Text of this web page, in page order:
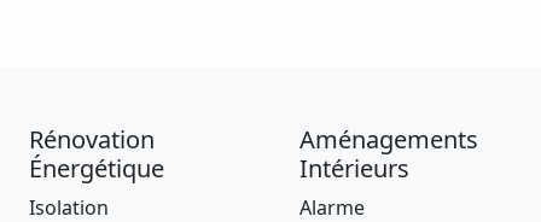
Rénovation
Énergétique
Isolation
Aménagements
Intérieurs
Alarme